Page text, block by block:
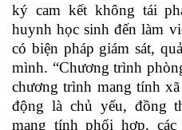
ký cam kết không tái
huynh học sinh đến làm
có biện pháp giám sát,
mình. “Chương trình
chương trình mang tính
động là chủ yếu, đồng
mang tính phối hợp,